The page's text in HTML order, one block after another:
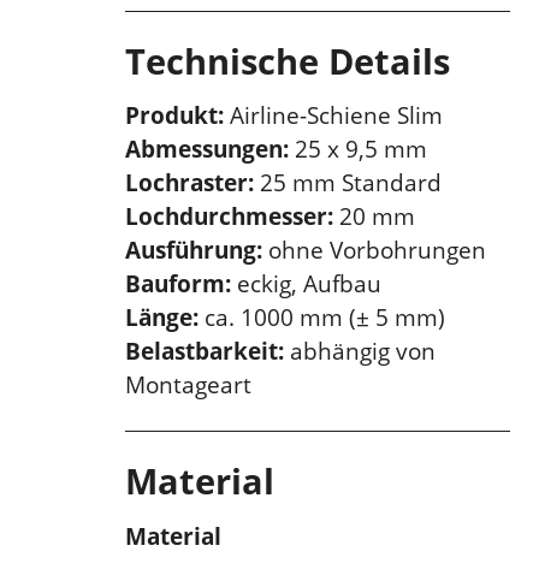
Technische Details
Produkt:Airline-Schiene Slim
Abmessungen: 25 x 9,5 mm
Lochraster: 25 mm Standard
Lochdurchmesser: 20 mm
Ausführung: ohne Vorbohrungen
Bauform: eckig, Aufbau
Länge: ca. 1000 mm (± 5 mm)
Belastbarkeit: abhängig von
Montageart
Material
Material